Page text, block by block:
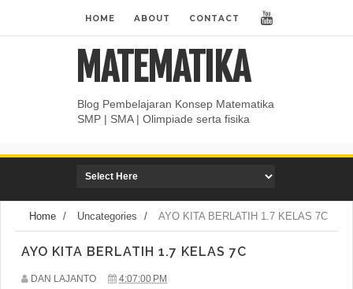
HOME ABOUT CONTACT
MATEMATIKA
Blog Pembelajaran Konsep Matematika
SMP | SMA | Olimpiade serta fisika
Home / Uncategories / AYO KITA BERLATIH 1.7 KELAS 7C
AYO KITA BERLATIH 1.7 KELAS 7C
DAN LAJANTO 4:07:00 PM